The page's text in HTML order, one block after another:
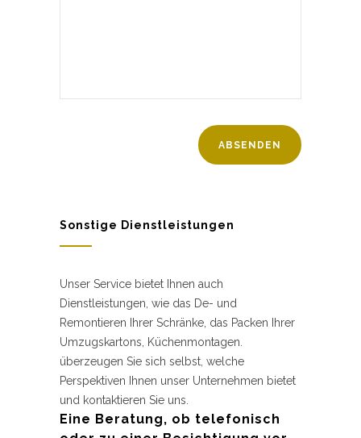
Sonstige Dienstleistungen
Unser Service bietet Ihnen auch
Dienstleistungen, wie das De- und
Remontieren Ihrer Schränke, das Packen Ihrer
Umzugskartons, Küchenmontagen.
überzeugen Sie sich selbst, welche
Perspektiven Ihnen unser Unternehmen bietet
und kontaktieren Sie uns.
Eine Beratung, ob telefonisch